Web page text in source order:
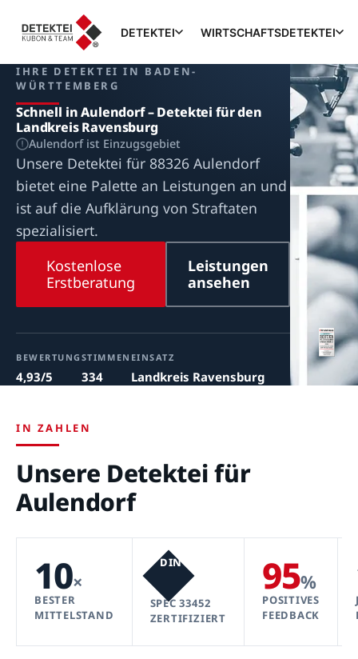
DETEKTEI WIRTSCHAFTSDETEKTEI
IHRE DETEKTEI IN BADEN-
WÜRTTEMBERG
Schnell in Aulendorf – Detektei für den
Landkreis Ravensburg
Aulendorf ist Einzugsgebiet
Unsere Detektei für 88326 Aulendorf
bietet eine Palette an Leistungen an und
ist auf die Aufklärung von Straftaten
spezialisiert.
Kostenlose
Erstberatung
Leistungen
ansehen
BEWERTUNG
4,93/5
STIMMEN
334
EINSATZ
Landkreis Ravensburg
IN ZAHLEN
Unsere Detektei für
Aulendorf
10×
BESTER
MITTELSTAND
DIN
SPEC 33452
ZERTIFIZIERT
95%
POSITIVES
FEEDBACK